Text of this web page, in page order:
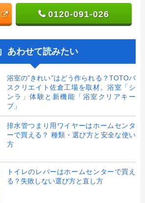
0120-091-026
あわせて読みたい
浴室の”きれい”はどう作られる？TOTOバ
スクリエイト佐倉工場を取材。浴室「シ
ンラ」体験と新機能「浴室クリアキー
プ」
排水管つまり用ワイヤーはホームセンタ
ーで買える？ 種類・選び方と安全な使い
方
トイレのレバーはホームセンターで買え
る？失敗しない選び方と直し方